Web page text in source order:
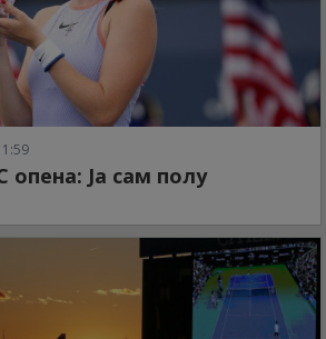
Ја сам полу